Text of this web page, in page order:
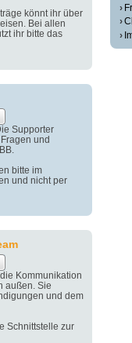
könnt ihr über
Bei allen
ihr bitte das
Supporter
und
bitte im
und nicht per
Kommunikation
außen. Sie
und dem
Schnittstelle zur